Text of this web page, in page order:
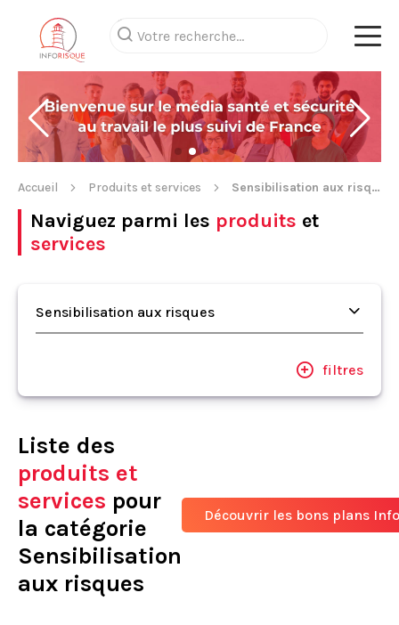
Accueil Produits et services Sensibilisation aux risques
Naviguez parmi les produits et
services
Sensibilisation aux risques
filtres
Liste des
produits et
services pour
la catégorie
Sensibilisation
aux risques
Découvrir les bons plans